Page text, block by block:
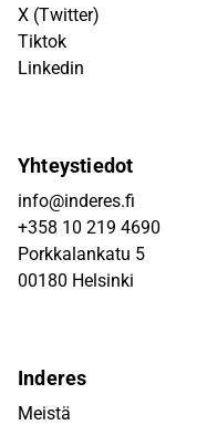
X (Twitter)
Tiktok
Linkedin
Yhteystiedot
info@inderes.fi
+358 10 219 4690
Porkkalankatu 5
00180 Helsinki
Inderes
Meistä